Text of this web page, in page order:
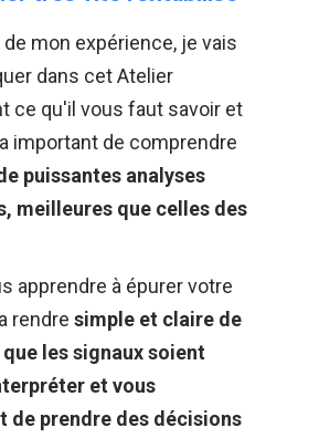
de mon expérience, je vais
dans cet Atelier
ce qu'il vous faut savoir et
important de comprendre
puissantes analyses
meilleures que celles des
apprendre à épurer votre
rendre simple et claire de
les signaux soient
et vous
de prendre des décisions